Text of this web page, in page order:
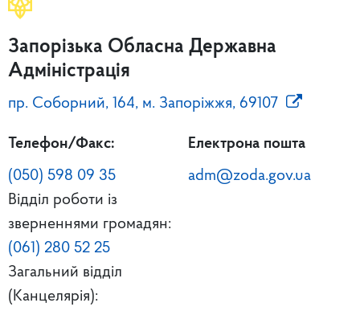
Запорізька Обласна Державна
Адміністрація
пр. Соборний, 164, м. Запоріжжя, 69107
Телефон/Факс:
(050) 598 09 35
Відділ роботи із
зверненнями громадян:
(061) 280 52 25
Загальний відділ
(Канцелярія):
Електрона пошта
adm@zoda.gov.ua